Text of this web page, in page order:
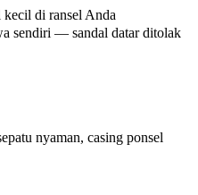
di ransel Anda
sendiri — sandal datar ditolak
nyaman, casing ponsel